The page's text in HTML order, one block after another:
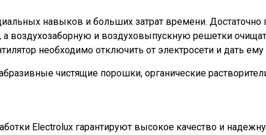
навыков и больших затрат времени. Достаточно
а воздухозаборную и воздуховыпускную решетки
необходимо отключить от электросети и дать ему
чистящие порошки, органические
Electrolux гарантируют высокое качество и